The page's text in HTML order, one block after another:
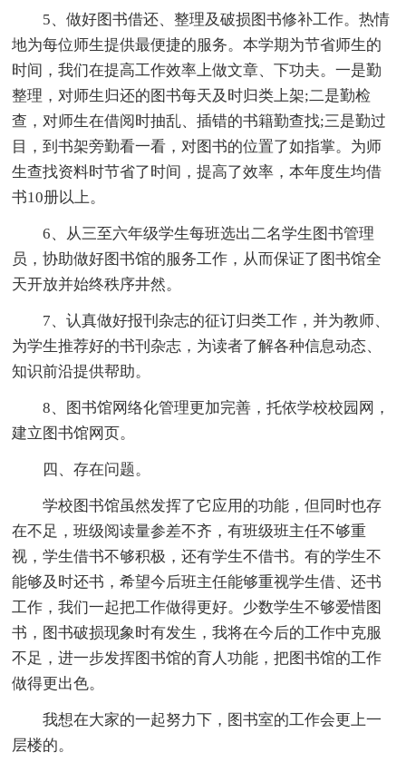
5、做好图书借还、整理及破损图书修补工作。热情
地为每位师生提供最便捷的服务。本学期为节省师生的
时间，我们在提高工作效率上做文章、下功夫。一是勤
整理，对师生归还的图书每天及时归类上架;二是勤检
查，对师生在借阅时抽乱、插错的书籍勤查找;三是勤过
目，到书架旁勤看一看，对图书的位置了如指掌。为师
生查找资料时节省了时间，提高了效率，本年度生均借
书10册以上。
6、从三至六年级学生每班选出二名学生图书管理
员，协助做好图书馆的服务工作，从而保证了图书馆全
天开放并始终秩序井然。
7、认真做好报刊杂志的征订归类工作，并为教师、
为学生推荐好的书刊杂志，为读者了解各种信息动态、
知识前沿提供帮助。
8、图书馆网络化管理更加完善，托依学校校园网，
建立图书馆网页。
四、存在问题。
学校图书馆虽然发挥了它应用的功能，但同时也存
在不足，班级阅读量参差不齐，有班级班主任不够重
视，学生借书不够积极，还有学生不借书。有的学生不
能够及时还书，希望今后班主任能够重视学生借、还书
工作，我们一起把工作做得更好。少数学生不够爱惜图
书，图书破损现象时有发生，我将在今后的工作中克服
不足，进一步发挥图书馆的育人功能，把图书馆的工作
做得更出色。
我想在大家的一起努力下，图书室的工作会更上一
层楼的。